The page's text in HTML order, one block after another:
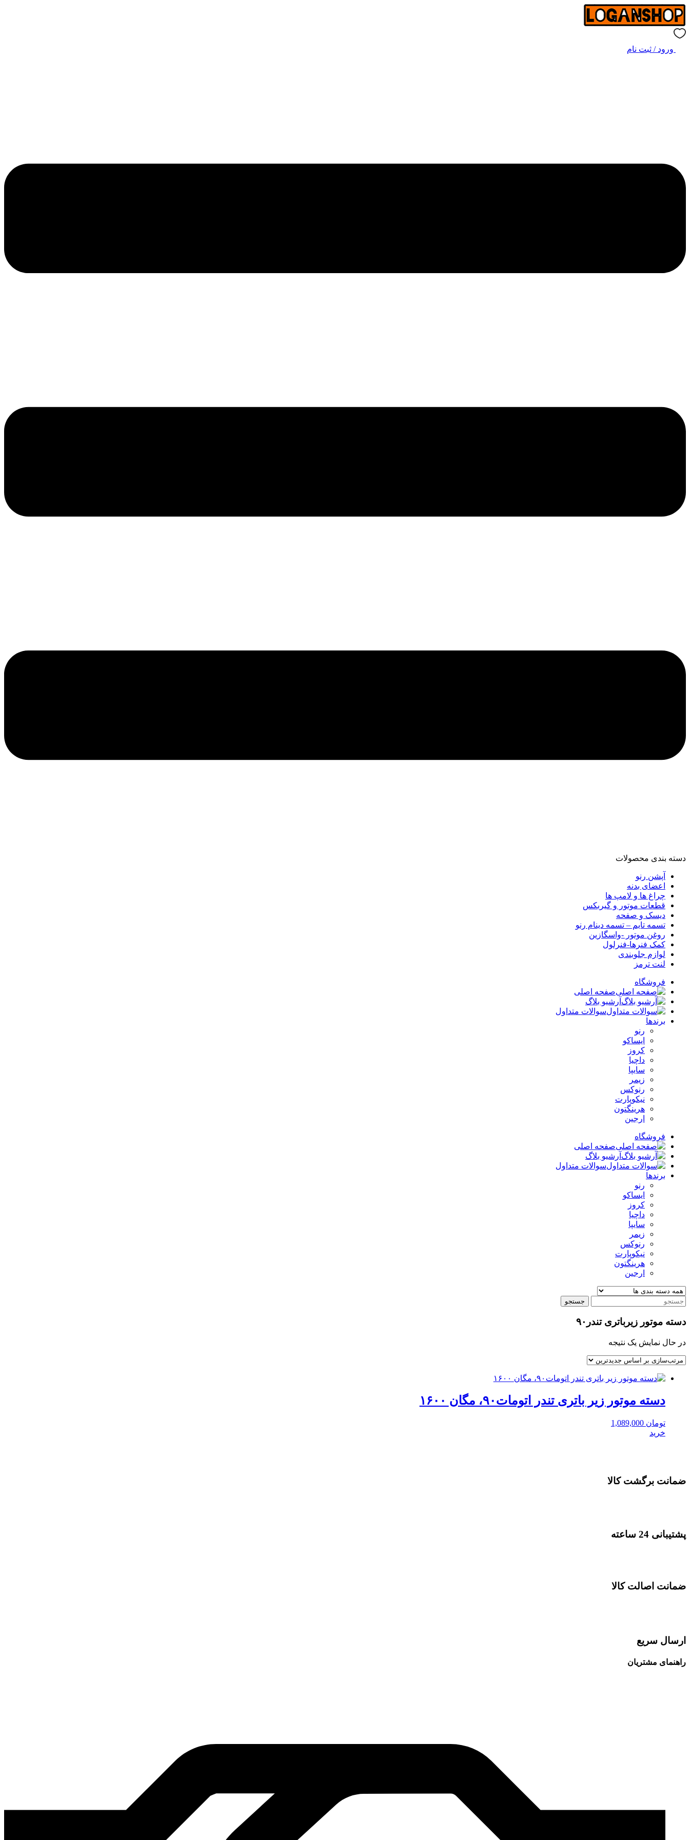
ورود / ثبت نام
دسته‌ بندی محصولات
آپشن رنو
اعضای بدنه
چراغ ها و لامپ ها
قطعات موتور و گیربکس
دیسک و صفحه
تسمه تایم – تسمه دینام رنو
روغن موتور -واسگازین
کمک فنرها-فنرلول
لوازم جلوبندی
لنت ترمز
فروشگاه
صفحه اصلی
آرشیو بلاگ
سوالات متداول
برندها
رنو
ایساکو
کروز
داچیا
سایپا
زیمر
رنوکس
نیکوپارت
هرینگتون
ارجین
فروشگاه
صفحه اصلی
آرشیو بلاگ
سوالات متداول
برندها
رنو
ایساکو
کروز
داچیا
سایپا
زیمر
رنوکس
نیکوپارت
هرینگتون
ارجین
جستجو
دسته موتور زیرباتری تندر۹۰
در حال نمایش یک نتیجه
دسته موتور زیر باتری تندر اتومات۹۰، مگان ۱۶۰۰
تومان
خرید
ضمانت برگشت کالا
پشتیبانی 24 ساعته
ضمانت اصالت کالا
ارسال سریع
راهنمای مشتریان